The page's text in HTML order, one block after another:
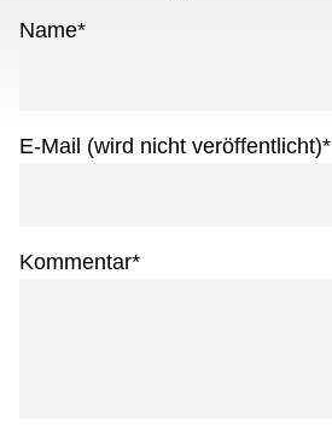
Name*
E-Mail (wird nicht veröffentlicht)*
Kommentar*